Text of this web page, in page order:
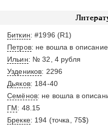
Биткин: #1996 (R1)
Петров: не вошла в описание
Ильин: № 32, 4 рубля
Уздеников: 2296
Дьяков: 184-40
Семёнов: не вошла в
ГМ: 48.15
Брекке: 194 (точка, 75$)